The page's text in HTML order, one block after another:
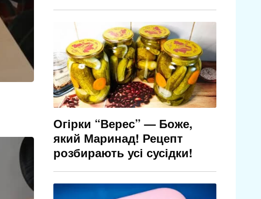
Огірки “Верес” — Боже,
який Маринад! Рецепт
розбирають усі сусідки!